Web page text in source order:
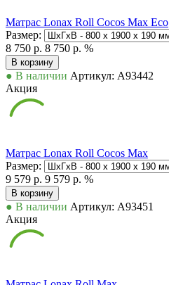
Матрас Lonax Roll Cocos Max Eco
Размер:
8 750 р. 8 750 р. %
В корзину
● В наличии Артикул: А93442
Акция
Матрас Lonax Roll Cocos Max
Размер:
9 579 р. 9 579 р. %
В корзину
● В наличии Артикул: А93451
Акция